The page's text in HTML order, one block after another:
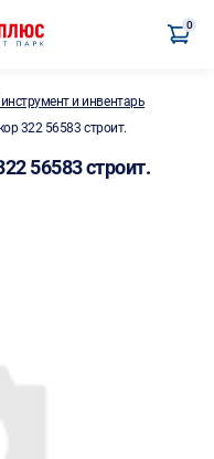
0
и инвентарь
322 56583 строит.
56583 строит.